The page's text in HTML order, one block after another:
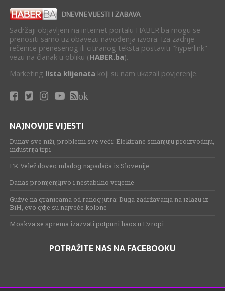
Sadržaji objavljeni na internet portalu HABER.ba mogu se
prenositi samo uz obavezu navođenja izvora. Iza zadnje
rečenice prenesenog ili citiranog teksta postaviti "hyperlink"
vezu na članak u obliku (HABER.ba).
Marketing lista klijenata koji su nam ukazali povjerenje.
ok
NAJNOVIJE VIJESTI
Dunav sve niži, problemi sve veći: Elektrane smanjuju proizvodnju,
industrija trpi
FK Velež doveo mladog napadača iz Slovenije
Danas promjenjljivo i nestabilno vrijeme
Gužve na granicama od ranog jutra: Duga zadržavanja na izlazu iz
BiH, evo gdje su najveće kolone
Moskva se sprema izazvati potpuni haos u Evropi
POTRAŽITE NAS NA FACEBOOKU